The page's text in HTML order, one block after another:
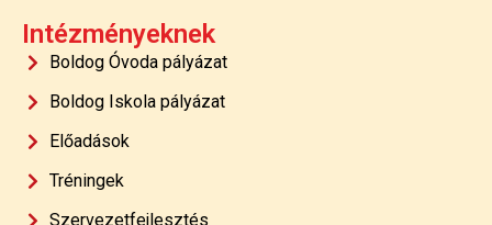
Intézményeknek
Boldog Óvoda pályázat
Boldog Iskola pályázat
Előadások
Tréningek
Szervezetfejlesztés